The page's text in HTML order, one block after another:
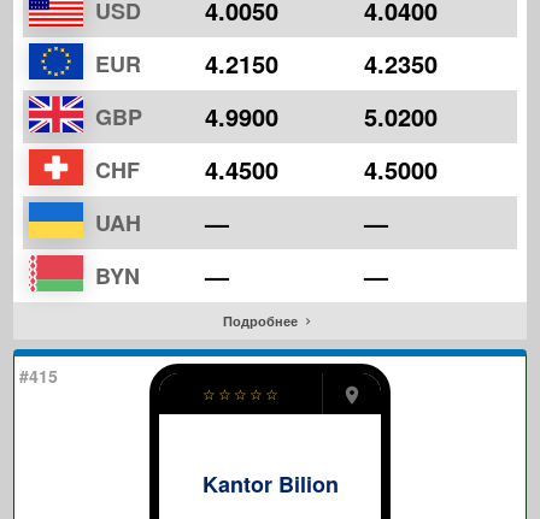
USD 4.0050 4.0400
EUR 4.2150 4.2350
GBP 4.9900 5.0200
CHF 4.4500 4.5000
UAH — —
BYN — —
Подробнее
#415
☆
☆
☆
☆
☆
Kantor Bilion